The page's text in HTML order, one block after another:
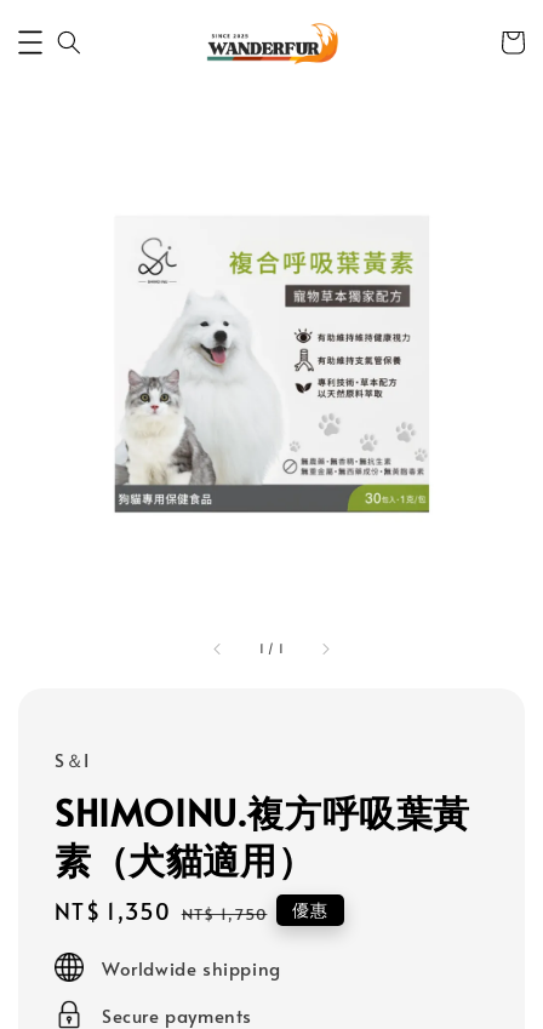
1 / 1
S＆I
SHIMOINU.複方呼吸葉黃
素（犬貓適用）
Sale
NT$ 1,350 Regular
NT$ 1,750 優惠
Worldwide shipping
Secure payments